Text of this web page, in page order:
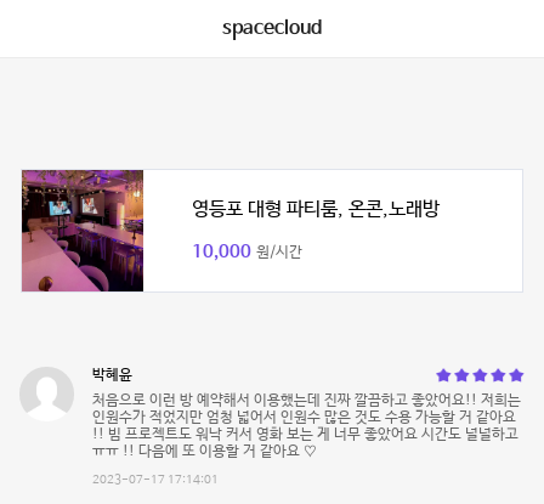
spacecloud
영등포 대형 파티룸, 온콘,노래방
10,000 원/시간
박혜윤
처음으로 이런 방 예약해서 이용했는데 진짜 깔끔하고 좋았어요!! 저희는
인원수가 적었지만 엄청 넓어서 인원수 많은 것도 수용 가능할 거 같아요
!! 빔 프로젝트도 워낙 커서 영화 보는 게 너무 좋았어요 시간도 널널하고
ㅠㅠ !! 다음에 또 이용할 거 같아요 ♡
2023-07-17 17:14:01